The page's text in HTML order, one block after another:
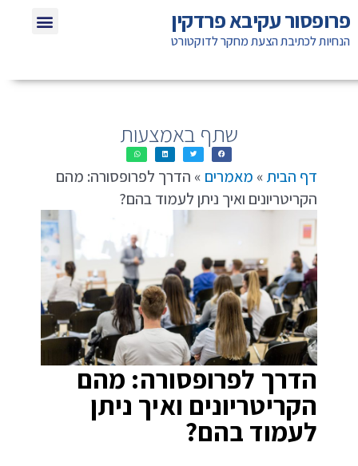
לתוכן
פרופסור עקיבא פרדקין
הנחיות לכתיבת הצעת מחקר לדוקטורט
דף הבית» מאמרים » הדרך לפרופסורה: מהם
הקריטריונים ואיך ניתן לעמוד בהם?
הדרך לפרופסורה: מהם
הקריטריונים ואיך ניתן
לעמוד בהם?
שתף באמצעות